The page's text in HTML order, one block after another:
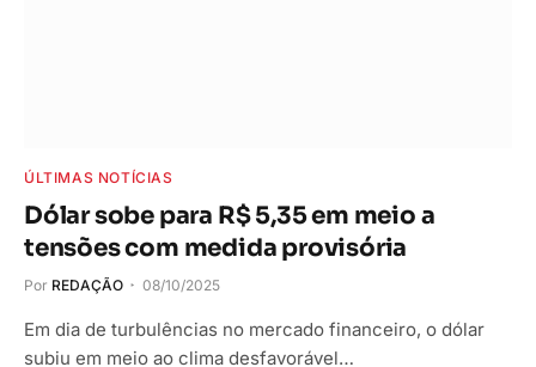
ÚLTIMAS NOTÍCIAS
Dólar sobe para R$ 5,35 em meio a
tensões com medida provisória
Por REDAÇÃO 08/10/2025
Em dia de turbulências no mercado financeiro, o dólar
subiu em meio ao clima desfavorável…